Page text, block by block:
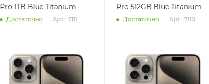
Pro 1TB Blue Titanium
Достаточно Арт.: 7111
Pro 512GB Blue Titanium
Достаточно Арт.: 7110